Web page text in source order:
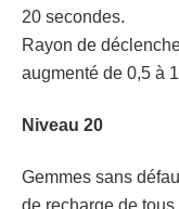
20 secondes.
Rayon de
augmenté de 0,5 à
Niveau 20
Gemmes sans
de recharge de